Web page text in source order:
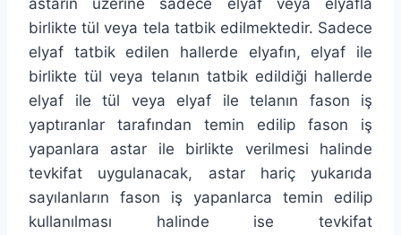
birlikte tül veya tela tatbik edilmektedir. Sadece
elyaf tatbik edilen hallerde elyafın, elyaf ile
birlikte tül veya telanın tatbik edildiği hallerde
elyaf ile tül veya elyaf ile telanın fason iş
yaptıranlar tarafından temin edilip fason iş
yapanlara astar ile birlikte verilmesi halinde
tevkifat uygulanacak, astar hariç yukarıda
sayılanların fason iş yapanlarca temin edilip
kullanılması halinde ise tevkifat